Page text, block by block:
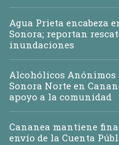
Agua Prieta encabeza
Sonora; reportan
inundaciones
Alcohólicos Anónimos
Sonora Norte en
apoyo a la comunidad
Cananea mantiene
envío de la Cuenta